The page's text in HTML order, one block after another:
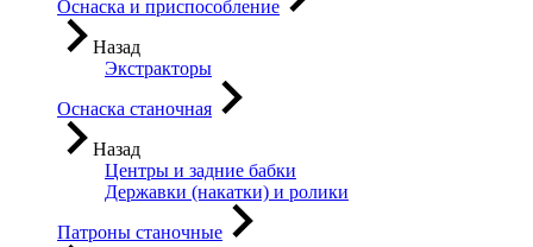
Оснаска и приспособление
Назад
Экстракторы
Оснаска станочная
Назад
Центры и задние бабки
Державки (накатки) и ролики
Патроны станочные